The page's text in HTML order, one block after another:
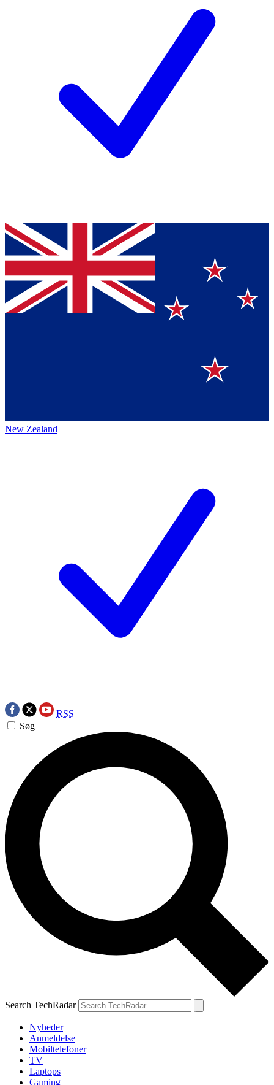
New Zealand
RSS
Søg
Search TechRadar
Nyheder
Anmeldelse
Mobiltelefoner
TV
Laptops
Gaming